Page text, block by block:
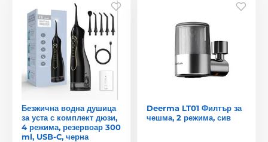
Безжична водна душица
за уста с комплект дюзи,
4 режима, резервоар 300
ml, USB-C, черна
Deerma LT01 Филтър за
чешма, 2 режима, сив